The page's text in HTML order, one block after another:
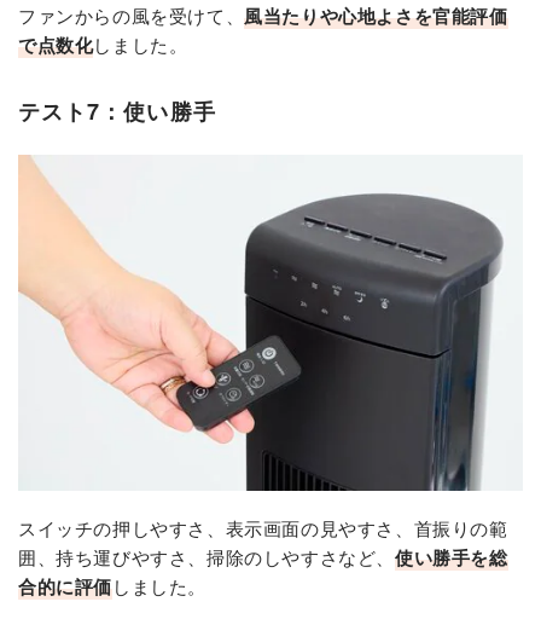
ファンからの風を受けて、風当たりや心地よさを官能評価
で点数化しました。
テスト7：使い勝手
スイッチの押しやすさ、表示画面の見やすさ、首振りの範
囲、持ち運びやすさ、掃除のしやすさなど、 使い勝手を総
合的に評価しました。